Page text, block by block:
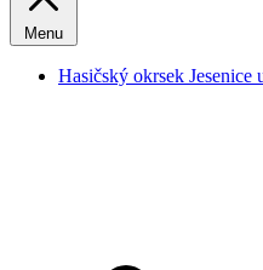
Menu
Hasičský okrsek Jesenice